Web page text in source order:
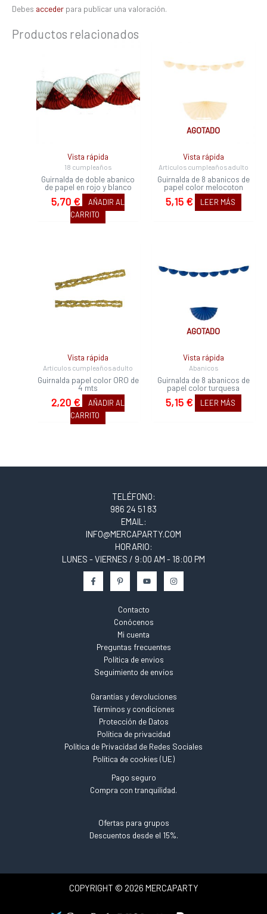
Debes acceder para publicar una valoración.
Productos relacionados
Vista rápida
18 cumpleaños
Guirnalda de doble abanico
de papel en rojo y blanco
5,70 €
AÑADIR AL
CARRITO
AGOTADO
Vista rápida
Artículos cumpleaños adulto
Guirnalda de 8 abanicos de
papel color melocoton
5,15 € LEER MÁS
Vista rápida
Artículos cumpleaños adulto
Guirnalda papel color ORO de
4 mts
2,20 €
AÑADIR AL
CARRITO
AGOTADO
Vista rápida
Abanicos
Guirnalda de 8 abanicos de
papel color turquesa
5,15 € LEER MÁS
TELÉFONO:
986 24 51 83
EMAIL:
INFO@MERCAPARTY.COM
HORARIO:
LUNES - VIERNES / 9:00 AM - 18:00 PM
Contacto
Conócenos
Mi cuenta
Preguntas frecuentes
Política de envios
Seguimiento de envíos
Garantías y devoluciones
Términos y condiciones
Protección de Datos
Política de privacidad
Política de Privacidad de Redes Sociales
Política de cookies (UE)
Pago seguro
Compra con tranquilidad.
Ofertas para grupos
Descuentos desde el 15%.
COPYRIGHT © 2026 MERCAPARTY